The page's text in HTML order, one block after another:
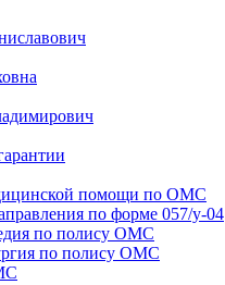
помощи по ОМС
по форме 057/у-04
по полису ОМС
по полису ОМС